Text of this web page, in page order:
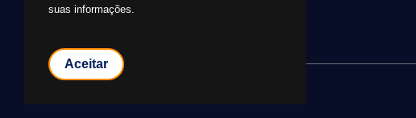
© 2026 Grupo Ita Aços
suas informações.
Aceitar